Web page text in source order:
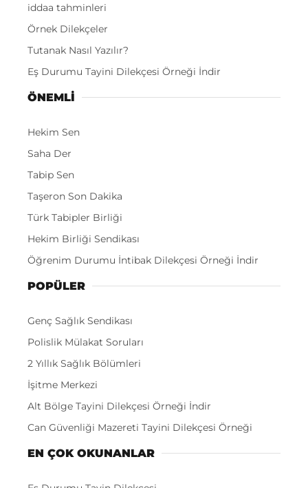
iddaa tahminleri
Örnek Dilekçeler
Tutanak Nasıl Yazılır?
Eş Durumu Tayini Dilekçesi Örneği İndir
ÖNEMLI
Hekim Sen
Saha Der
Tabip Sen
Taşeron Son Dakika
Türk Tabipler Birliği
Hekim Birliği Sendikası
Öğrenim Durumu İntibak Dilekçesi Örneği İndir
POPÜLER
Genç Sağlık Sendikası
Polislik Mülakat Soruları
2 Yıllık Sağlık Bölümleri
İşitme Merkezi
Alt Bölge Tayini Dilekçesi Örneği İndir
Can Güvenliği Mazereti Tayini Dilekçesi Örneği
EN ÇOK OKUNANLAR